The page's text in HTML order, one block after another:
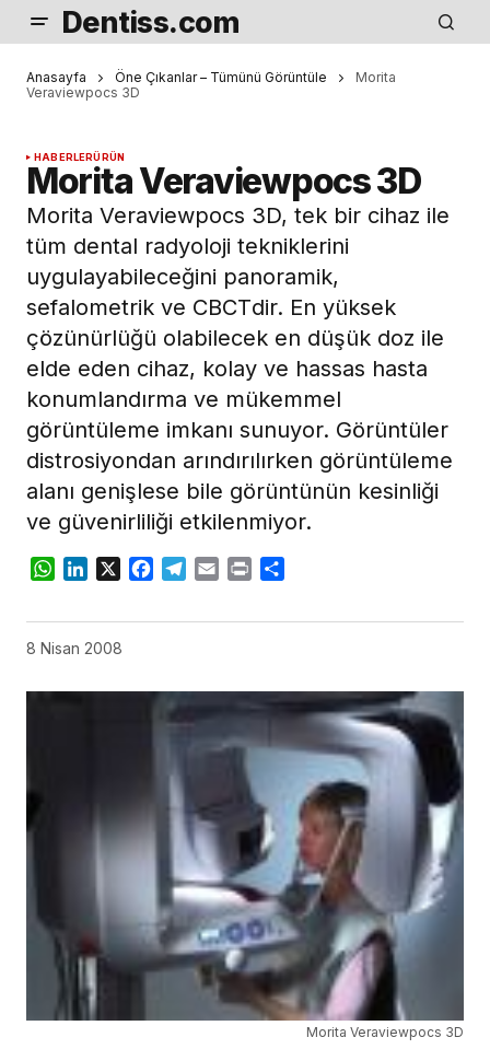
Dentiss.com
Anasayfa Öne Çıkanlar – Tümünü Görüntüle
Morita
Veraviewpocs 3D
HABERLERÜRÜN
Morita Veraviewpocs 3D
Morita Veraviewpocs 3D, tek bir cihaz ile
tüm dental radyoloji tekniklerini
uygulayabileceğini panoramik,
sefalometrik ve CBCTdir. En yüksek
çözünürlüğü olabilecek en düşük doz ile
elde eden cihaz, kolay ve hassas hasta
konumlandırma ve mükemmel
görüntüleme imkanı sunuyor. Görüntüler
distrosiyondan arındırılırken görüntüleme
alanı genişlese bile görüntünün kesinliği
ve güvenirliliği etkilenmiyor.
WhatsApp
LinkedIn
X Facebook
Telegram
Email Print
8 Nisan 2008
Morita Veraviewpocs 3D